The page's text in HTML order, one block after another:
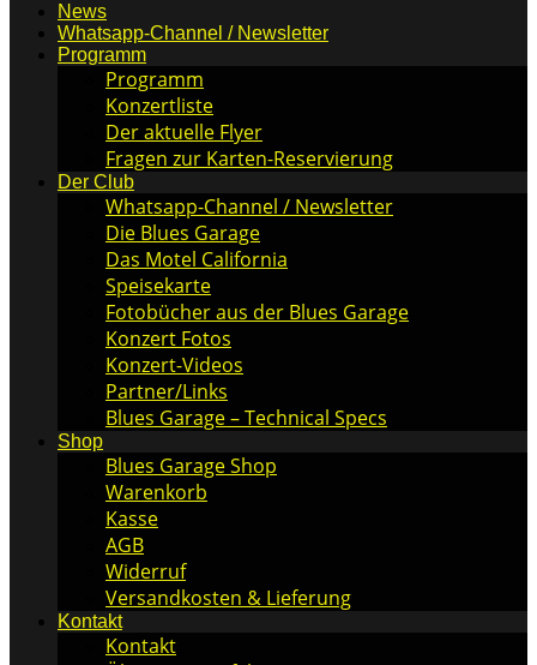
News
Whatsapp-Channel / Newsletter
Programm
Programm
Konzertliste
Der aktuelle Flyer
Fragen zur Karten-Reservierung
Der Club
Whatsapp-Channel / Newsletter
Die Blues Garage
Das Motel California
Speisekarte
Fotobücher aus der Blues Garage
Konzert Fotos
Konzert-Videos
Partner/Links
Blues Garage – Technical Specs
Shop
Blues Garage Shop
Warenkorb
Kasse
AGB
Widerruf
Versandkosten & Lieferung
Kontakt
Kontakt